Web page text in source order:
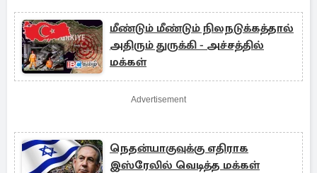
மீண்டும் மீண்டும் நிலநடுக்கத்தால்
அதிரும் துருக்கி - அச்சத்தில்
மக்கள்
Advertisement
நெதன்யாகுவுக்கு எதிராக
இஸ்ரேலில் வெடித்த மக்கள்